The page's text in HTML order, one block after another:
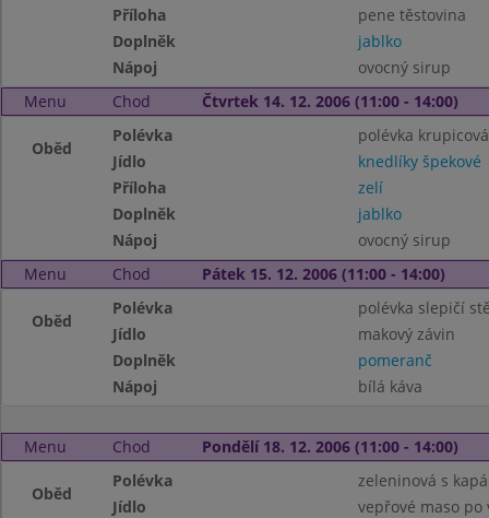
Příloha
pene těstovina
Doplněk
jablko
Nápoj
ovocný sirup
Menu
Chod Čtvrtek 14. 12. 2006 (11:00 - 14:00)
Oběd
Polévka
polévka krupicová
Jídlo
knedlíky špekové
Příloha
zelí
Doplněk
jablko
Nápoj
ovocný sirup
Menu
Chod Pátek 15. 12. 2006 (11:00 - 14:00)
Oběd
Polévka
polévka slepičí
Jídlo
makový závin
Doplněk
pomeranč
Nápoj
bílá káva
Menu Chod Pondělí 18. 12. 2006 (11:00 - 14:00)
Oběd
Polévka
zeleninová s
Jídlo
vepřové maso po